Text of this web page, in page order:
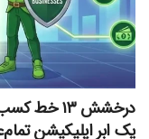
یک ابر اپلیکیشن